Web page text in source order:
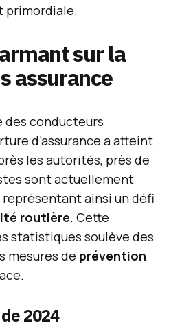
primordiale.
sur la
assurance
des conducteurs
d’assurance a atteint
les autorités, près de
sont actuellement
ainsi un défi
routière. Cette
statistiques soulève des
mesures de prévention
2024